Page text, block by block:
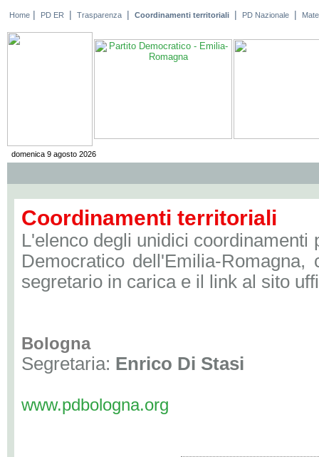
Home | PD ER | Trasparenza | Coordinamenti territoriali | PD Nazionale |
domenica 9 agosto 2026
Coordinamenti territoriali
L'elenco degli unidici coordinamenti
Democratico dell'Emilia-Romagna,
segretario in carica e il link al sito
Bologna
Segretaria: Enrico Di Stasi
www.pdbologna.org